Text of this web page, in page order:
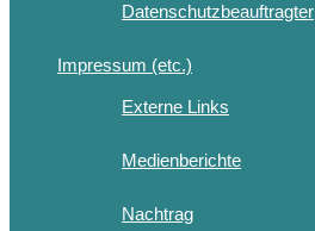
Datenschutzbeauftragter
Impressum (etc.)
Externe Links
Medienberichte
Nachtrag